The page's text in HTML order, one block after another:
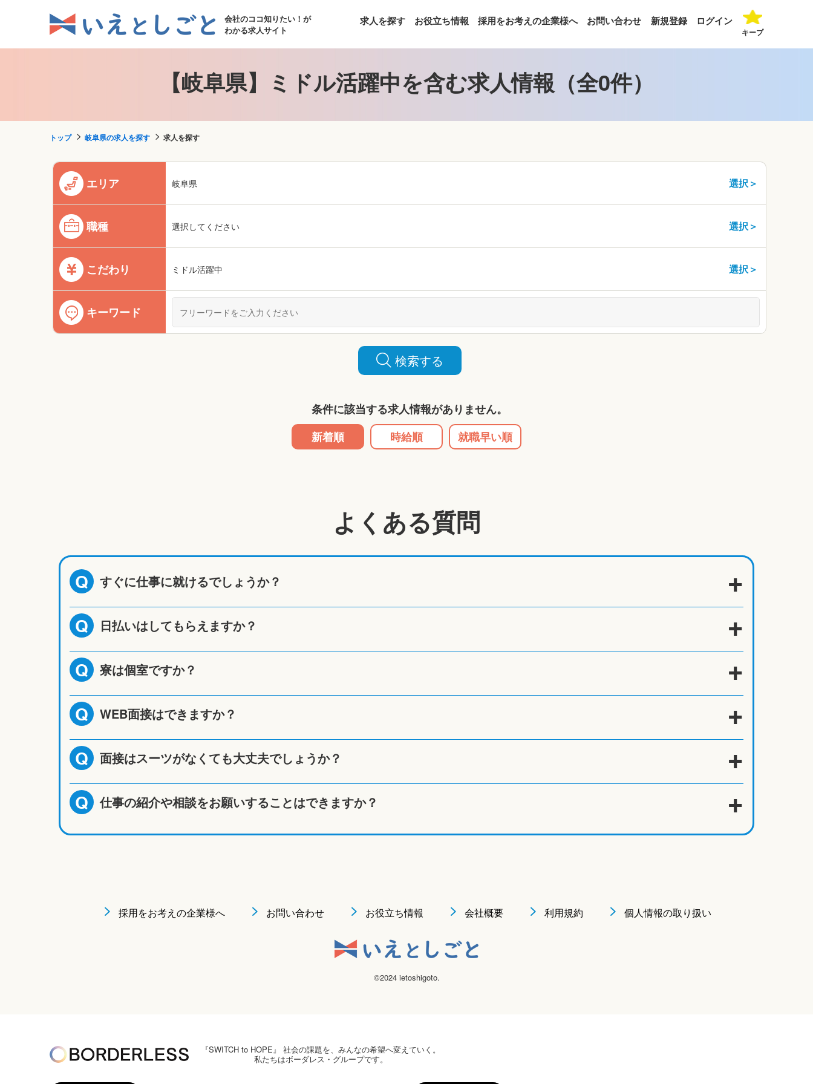
会社のココ知りたい！が
わかる求人サイト
求人を探す お役立ち情報 採用をお考えの企業様へ お問い合わせ 新規登録 ログイン
キープ
【岐阜県】ミドル活躍中を含む求人情報（全0件）
トップ 岐阜県の求人を探す 求人を探す
エリア 岐阜県 選択＞
職種 選択してください 選択＞
こだわり ミドル活躍中 選択＞
キーワード
検索する
条件に該当する求人情報がありません。
新着順
時給順 就職早い順
よくある質問
Q すぐに仕事に就けるでしょうか？
Q 日払いはしてもらえますか？
Q 寮は個室ですか？
Q WEB面接はできますか？
Q 面接はスーツがなくても大丈夫でしょうか？
Q 仕事の紹介や相談をお願いすることはできますか？
採用をお考えの企業様へ お問い合わせ お役立ち情報 会社概要 利用規約 個人情報の取り扱い
©2024 ietoshigoto.
『SWITCH to HOPE』 社会の課題を、みんなの希望へ変えていく。
私たちはボーダレス・グループです。